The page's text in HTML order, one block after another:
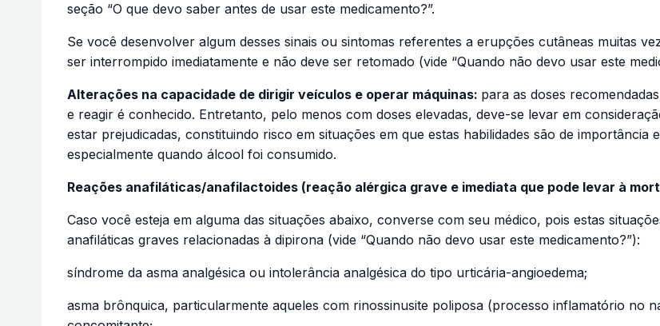
seção “O que devo saber antes de usar este medicamento?”.
Se você desenvolver algum desses sinais ou sintomas referentes a erupções cutâneas muitas
ser interrompido imediatamente e não deve ser retomado (vide “Quando não devo usar este
Alterações na capacidade de dirigir veículos e operar máquinas: para as doses
e reagir é conhecido. Entretanto, pelo menos com doses elevadas, deve-se levar em
estar prejudicadas, constituindo risco em situações em que estas habilidades são de
especialmente quando álcool foi consumido.
Reações anafiláticas/anafilactoides (reação alérgica grave e imediata que pode levar à
Caso você esteja em alguma das situações abaixo, converse com seu médico, pois estas
anafiláticas graves relacionadas à dipirona (vide “Quando não devo usar este medicamento?”):
síndrome da asma analgésica ou intolerância analgésica do tipo urticária-angioedema;
asma brônquica, particularmente aqueles com rinossinusite poliposa (processo inflamatório no